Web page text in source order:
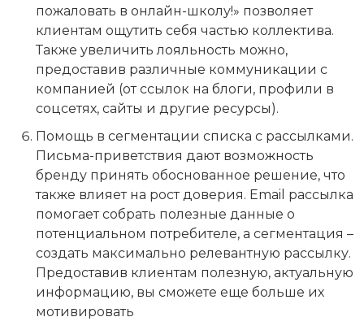
пожаловать в онлайн-школу!» позволяет
клиентам ощутить себя частью коллектива.
Также увеличить лояльность можно,
предоставив различные коммуникации с
компанией (от ссылок на блоги, профили в
соцсетях, сайты и другие ресурсы).
Помощь в сегментации списка с рассылками.
Письма-приветствия дают возможность
бренду принять обоснованное решение, что
также влияет на рост доверия. Email рассылка
помогает собрать полезные данные о
потенциальном потребителе, а сегментация –
создать максимально релевантную рассылку.
Предоставив клиентам полезную, актуальную
информацию, вы сможете еще больше их
мотивировать